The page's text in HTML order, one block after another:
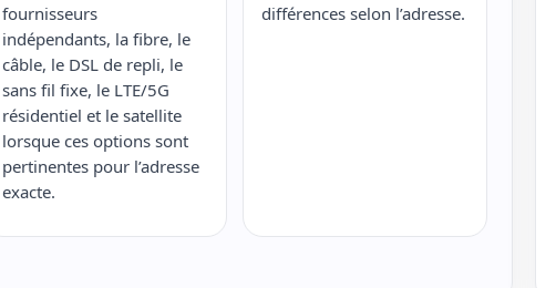
fournisseurs
indépendants, la fibre, le
câble, le DSL de repli, le
sans fil fixe, le LTE/5G
résidentiel et le satellite
lorsque ces options sont
pertinentes pour l’adresse
exacte.
différences selon l’adresse.